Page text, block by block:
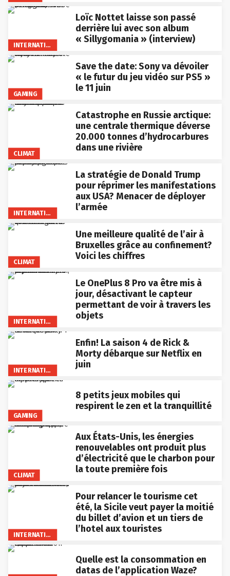
Loïc Nottet laisse son passé
derrière lui avec son album
« Sillygomania » (interview)
GAMING
Save the date: Sony va dévoiler
« le futur du jeu vidéo sur PS5 »
le 11 juin
CLIMAT
Catastrophe en Russie arctique:
une centrale thermique déverse
20.000 tonnes d’hydrocarbures
dans une rivière
La stratégie de Donald Trump
pour réprimer les manifestations
aux USA? Menacer de déployer
l’armée
CLIMAT
Une meilleure qualité de l’air à
Bruxelles grâce au confinement?
Voici les chiffres
Le OnePlus 8 Pro va être mis à
jour, désactivant le capteur
permettant de voir à travers les
objets
Enfin! La saison 4 de Rick &
Morty débarque sur Netflix en
juin
GAMING
8 petits jeux mobiles qui
respirent le zen et la tranquillité
CLIMAT
Aux États-Unis, les énergies
renouvelables ont produit plus
d’électricité que le charbon pour
la toute première fois
Pour relancer le tourisme cet
été, la Sicile veut payer la moitié
du billet d’avion et un tiers de
l’hotel aux touristes
Quelle est la consommation en
datas de l’application Waze?